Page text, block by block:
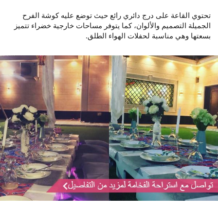
تحتوي القاعة على درج دائري رائع حيث توضع عليه كوشة الفرح
الجميلة التصميم والألوان، كما يتوفر مساحات خارجية خضراء تتميز
بسعتها وهي مناسبة لحفلات الهواء الطلق.